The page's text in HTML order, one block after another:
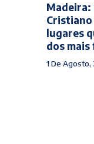
Madeira:
lugares
dos
1 De Agosto,